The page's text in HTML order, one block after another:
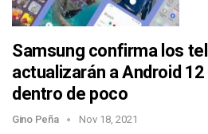
Samsung confirma los
actualizarán a Android 12
dentro de poco
Gino Peña Nov 18, 2021